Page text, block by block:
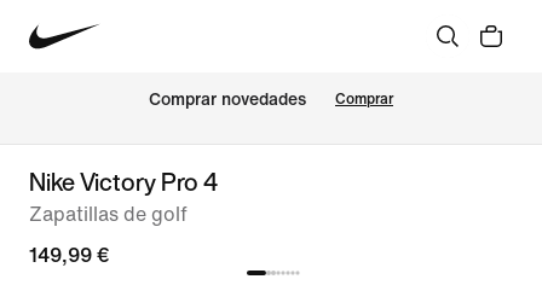
Comprar novedades Comprar
Nike Victory Pro 4
Zapatillas de golf
149,99 €